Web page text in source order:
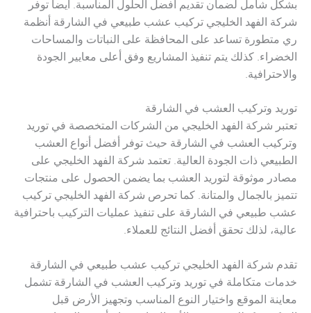
بشكل شامل لضمان تقديم أفضل الحلول المناسبة. أيضا توفر
شركة الفهد الخليجي تركيب عشب طبيعي في الشارقة أنظمة
ري متطورة تساعد على المحافظة على النباتات والمساحات
الخضراء. كذلك يتم تنفيذ المشاريع وفق أعلى معايير الجودة
والاحترافية.
توريد وتركيب العشب في الشارقة
تعتبر شركة الفهد الخليجي من الشركات المتخصصة في توريد
وتركيب العشب في الشارقة حيث توفر أفضل أنواع العشب
الطبيعي ذات الجودة العالية. تعتمد شركة الفهد الخليجي على
مصادر موثوقة لتوريد العشب بما يضمن الحصول على منتجات
تتميز بالجمال والمتانة. كما تحرص شركة الفهد الخليجي تركيب
عشب طبيعي في الشارقة على تنفيذ عمليات التركيب باحترافية
عالية، لذلك تحقق أفضل النتائج للعملاء.
تقدم شركة الفهد الخليجي تركيب عشب طبيعي في الشارقة
خدمات متكاملة في توريد وتركيب العشب في الشارقة تشمل
معاينة الموقع واختيار النوع المناسب وتجهيز الأرض قبل